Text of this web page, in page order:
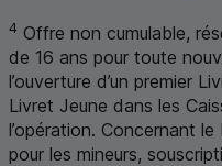
4 Offre non cumulable,
de 16 ans pour toute
l’ouverture d’un premier
Livret Jeune dans les
l’opération. Concernant
pour les mineurs,